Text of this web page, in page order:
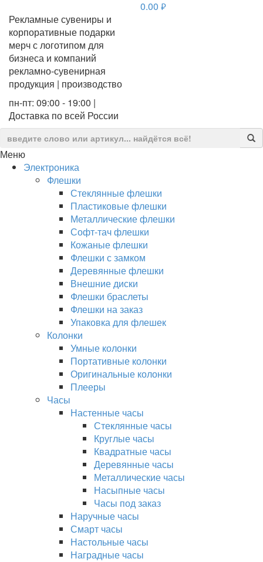
Рекламные сувениры и
корпоративные подарки
мерч с логотипом для
бизнеса и компаний
рекламно-сувенирная
продукция | производство
пн-пт: 09:00 - 19:00 |
Доставка по всей России
0.00 руб.
Меню
Электроника
Флешки
Стеклянные флешки
Пластиковые флешки
Металлические флешки
Софт-тач флешки
Кожаные флешки
Флешки с замком
Деревянные флешки
Внешние диски
Флешки браслеты
Флешки на заказ
Упаковка для флешек
Колонки
Умные колонки
Портативные колонки
Оригинальные колонки
Плееры
Часы
Настенные часы
Стеклянные часы
Круглые часы
Квадратные часы
Деревянные часы
Металлические часы
Насыпные часы
Часы под заказ
Наручные часы
Смарт часы
Настольные часы
Наградные часы